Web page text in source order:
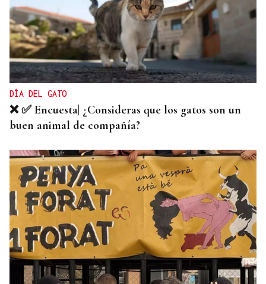
HIDROCARBUROS
La OPEP+ sigue ampliando la oferta de petróleo
para estabilizar el mercado
DÍA DEL GATO
❌ ✅ Encuesta| ¿Consideras que los gatos son un
buen animal de compañía?